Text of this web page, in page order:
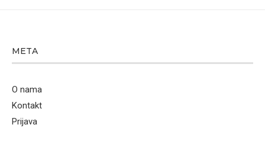
META
O nama
Kontakt
Prijava